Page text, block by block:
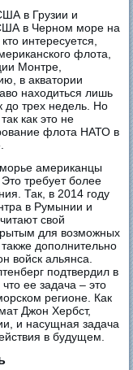
в Грузии и
в Черном море на
интересуется,
флота,
Монтре,
в акватории
находиться лишь
трех недель. Но
как это не
флота НАТО в
американцы
требует более
Так, в 2014 году
в Румынии и
свой
для возможных
дополнительно
войск альянса.
подтвердил в
ее задача – это
регионе. Как
Джон Хербст,
и насущная задача
в будущем.